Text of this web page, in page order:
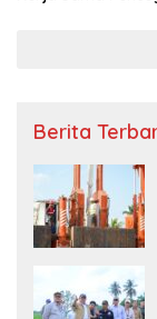
Berita